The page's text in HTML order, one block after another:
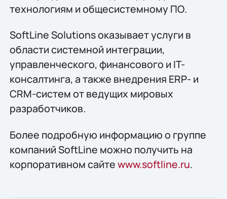
технологиям и общесистемному ПО.
SoftLine Solutions оказывает услуги в
области системной интеграции,
управленческого, финансового и IT-
консалтинга, а также внедрения ERP- и
CRM-систем от ведущих мировых
разработчиков.
Более подробную информацию о группе
компаний SoftLine можно получить на
корпоративном сайтеwww.softline.ru.